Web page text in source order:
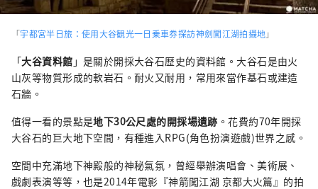
「宇都宮半日旅：使用大谷観光一日乗車券探訪神劍闖江湖拍攝地」
「大谷資料館 」是關於開採大谷石歴史的資料館。大谷石是由火
山灰等物質形成的軟岩石。耐火又耐用，常用來當作基石或建造
石牆。
值得一看的景點是地下30公尺處的開採場遺跡 。花費約70年開採
大谷石的巨大地下空間，有種進入RPG(角色扮演遊戲)世界之感。
空間中充滿地下神殿般的神秘氣氛，曾經舉辦演唱會、美術展、
戲劇表演等等，也是2014年電影『神箭闖江湖 京都大火篇』的拍